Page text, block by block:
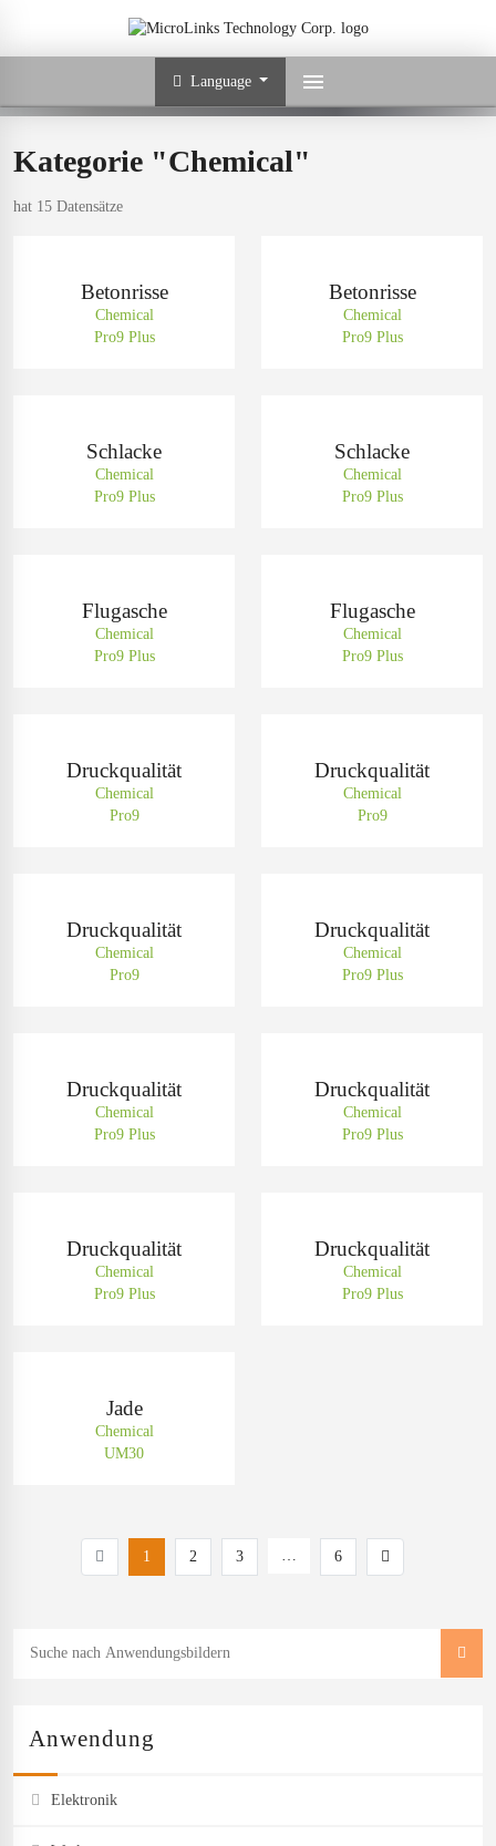
Language
Kategorie "Chemical"
hat 15 Datensätze
Betonrisse
Chemical
Pro9 Plus
Betonrisse
Chemical
Pro9 Plus
Schlacke
Chemical
Pro9 Plus
Schlacke
Chemical
Pro9 Plus
Flugasche
Chemical
Pro9 Plus
Flugasche
Chemical
Pro9 Plus
Druckqualität
Chemical
Pro9
Druckqualität
Chemical
Pro9
Druckqualität
Chemical
Pro9
Druckqualität
Chemical
Pro9 Plus
Druckqualität
Chemical
Pro9 Plus
Druckqualität
Chemical
Pro9 Plus
Druckqualität
Chemical
Pro9 Plus
Druckqualität
Chemical
Pro9 Plus
Jade
Chemical
UM30
1 2 3 6
Anwendung
Elektronik